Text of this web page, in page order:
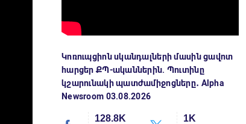
Կոռուպցիոն սկանդալների մասին ցավոտ
հարցեր ՔՊ-ականներին. Պուտինը
կշարունակի պատժամիջոցները․ Alpha
Newsroom 03.08.2026
128.8K 1K